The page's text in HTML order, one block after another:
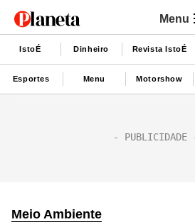
Menu
IstoÉ Dinheiro Revista IstoÉ
Esportes Menu Motorshow
Meio Ambiente